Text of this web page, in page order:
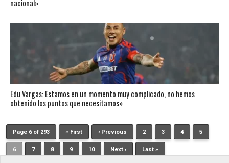
nacional»
Edu Vargas: Estamos en un momento muy complicado, no hemos
obtenido los puntos que necesitamos»
Page 6 of 293 « First ‹ Previous 2 3 4 5
6 7 8 9 10 Next › Last »